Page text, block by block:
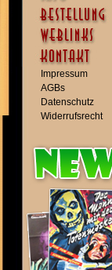
Impressum
AGBs
Datenschutz
Widerrufsrecht